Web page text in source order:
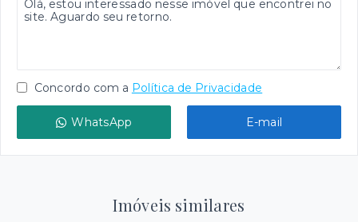
Concordo com a Política de Privacidade
WhatsApp E-mail
Imóveis similares